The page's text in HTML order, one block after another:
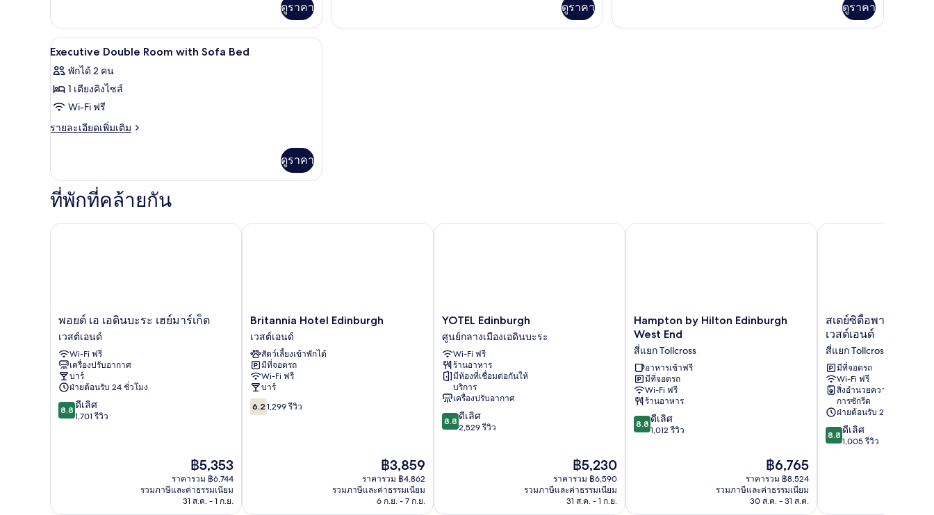
ดูราคา
เกี่ยว
ดูราคา
เกี่ยว
ดูราคา
เปิด
ภาพถ่าย
ทั้งหมด
ของ
Executive
with
Sofa
Bed
ตู้นิรภัยในห้องพัก, โต๊ะทำงาน, ผ้าม่านกันแสง, เตารีด/โต๊ะรีดผ้า
2
Executive Double Room with Sofa Bed
พักได้ 2 คน
1 เตียงคิงไซส์
Wi-Fi ฟรี
รายละเอียดเพิ่มเติม
ราย
เกี่ยว
กับ
Executive
Room
ดูราคา
ที่พักที่คล้ายกัน
พอ
เอ
เอดินบะระ
เฮย์
มาร์เก็ต
เวสต์
เอน
ด์
พอยต์ เอ เอดินบะระ เฮย์มาร์เก็ต
เวสต์เอนด์
Wi-Fi ฟรี
เครื่องปรับอากาศ
บาร์
ฝ่ายต้อนรับ 24 ชั่วโมง
8.8
จาก
8.8 ดีเลิศ
1,701 รีวิว
ราคา
ปัจจุบัน
คือ
฿5,353
฿5,353
ราคารวม ฿6,744
รวมภาษีและค่าธรรมเนียม
31 ส.ค. - 1 ก.ย.
พอยต์ เอ เอดินบะระ เฮย์มาร์เก็ต
Britannia
Hotel
Edinburgh
เวสต์
เอน
ด์
Britannia Hotel Edinburgh
เวสต์เอนด์
สัตว์เลี้ยงเข้าพักได้
มีที่จอดรถ
Wi-Fi ฟรี
บาร์
6.2
จาก
6.2 1,299 รีวิว
ราคา
ปัจจุบัน
คือ
฿3,859
฿3,859
ราคารวม ฿4,862
รวมภาษีและค่าธรรมเนียม
6 ก.ย. - 7 ก.ย.
Britannia Hotel Edinburgh
YOTEL
Edinburgh
ศูนย์กลาง
เมือง
เอดินบะระ
YOTEL Edinburgh
ศูนย์กลางเมืองเอดินบะระ
Wi-Fi ฟรี
ร้านอาหาร
มีห้องที่เชื่อมต่อกันให้
บริการ
เครื่องปรับอากาศ
8.8
จาก
8.8 ดีเลิศ
2,529 รีวิว
ราคา
ปัจจุบัน
คือ
฿5,230
฿5,230
ราคารวม ฿6,590
รวมภาษีและค่าธรรมเนียม
31 ส.ค. - 1 ก.ย.
YOTEL Edinburgh
Hampton
by
Hilton
Edinburgh
West
End
สี่
แยก
Tollcross
Hampton by Hilton Edinburgh
West End
สี่แยก Tollcross
อาหารเช้าฟรี
มีที่จอดรถ
Wi-Fi ฟรี
ร้านอาหาร
8.8
จาก
8.8 ดีเลิศ
1,012 รีวิว
ราคา
ปัจจุบัน
คือ
฿6,765
฿6,765
ราคารวม ฿8,524
รวมภาษีและค่าธรรมเนียม
30 ส.ค. - 31 ส.ค.
Hampton by Hilton Edinburgh West End
สเตย์
ซิ
ตี้อ
พาร์
ท
โฮ
เทล,
เอ
ดิน
เบอร์
ก,
สเตย์ซิตี้อพาร์ทโฮเทล
เวสต์เอนด์
สี่แยก Tollcross
มีที่จอดรถ
Wi-Fi ฟรี
สิ่งอำนวยความสะดวกใน
การซักรีด
ฝ่ายต้อนรับ 24 ชั่วโมง
8.8
จาก
8.8 ดีเลิศ
1,005 รีวิว
สเตย์ซิตี้อพาร์ทโฮเทล,